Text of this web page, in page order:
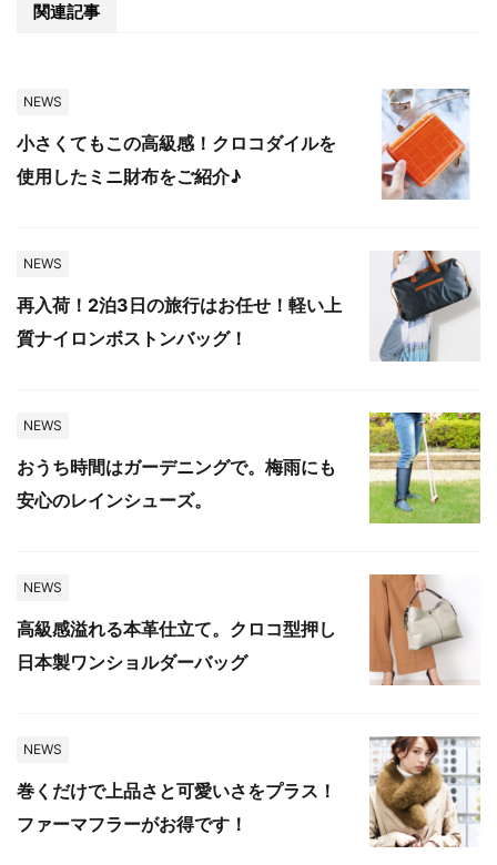
関連記事
NEWS
小さくてもこの高級感！クロコダイルを
使用したミニ財布をご紹介♪
NEWS
再入荷！2泊3日の旅行はお任せ！軽い上
質ナイロンボストンバッグ！
NEWS
おうち時間はガーデニングで。梅雨にも
安心のレインシューズ。
NEWS
高級感溢れる本革仕立て。クロコ型押し
日本製ワンショルダーバッグ
NEWS
巻くだけで上品さと可愛いさをプラス！
ファーマフラーがお得です！